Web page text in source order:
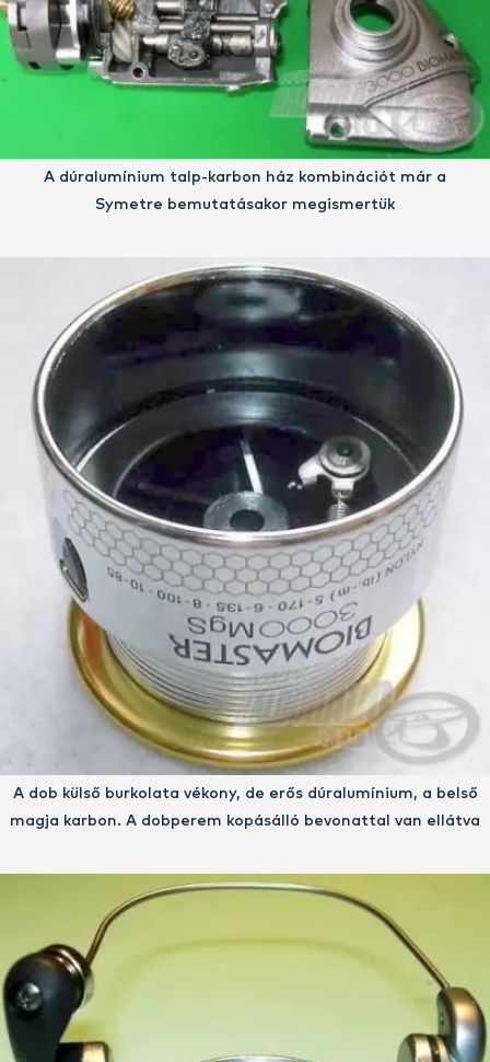
A dúralumínium talp-karbon ház kombinációt már a
Symetre bemutatásakor megismertük
A dob külső burkolata vékony, de erős dúralumínium, a belső
magja karbon. A dobperem kopásálló bevonattal van ellátva